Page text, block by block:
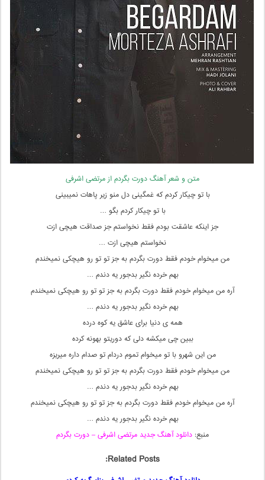
متن و شعر آهنگ دورت بگردم از مرتضی اشرفی
با تو چیکار کردم که غمگینی دل منو زیر پاهات نمیبینی
با تو چیکار کردم بگو …
جز اینکه عاشقت بودم فقط نخواستم جز صداقت هیچی ازت
نخواستم هیچی ازت …
من میخوام خودم فقط دورت بگردم به جز تو تو رو هیچکی نمیخندم
بهم خرده نگیر بدجور یه دندم …
آره من میخوام خودم فقط دورت بگردم به جز تو تو رو هیچکی نمیخندم
بهم خرده نگیر بدجور یه دندم …
همه ی دنیا برای عاشق یه کوه درده
ببین چی میکشه دلی که دوریتو بهونه کرده
من این شهرو با تو میخوام تموم دردام تو صدام داره میریزه
من میخوام خودم فقط دورت بگردم به جز تو تو رو هیچکی نمیخندم
بهم خرده نگیر بدجور یه دندم …
آره من میخوام خودم فقط دورت بگردم به جز تو تو رو هیچکی نمیخندم
بهم خرده نگیر بدجور یه دندم …
منبع: دانلود آهنگ جدید مرتضی اشرفی – دورت بگردم
Related Posts: